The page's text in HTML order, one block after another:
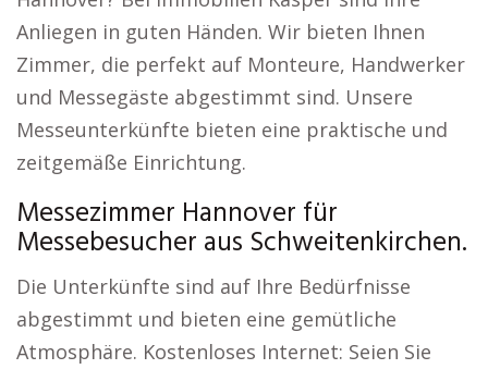
Anliegen in guten Händen. Wir bieten Ihnen
Zimmer, die perfekt auf Monteure, Handwerker
und Messegäste abgestimmt sind. Unsere
Messeunterkünfte bieten eine praktische und
zeitgemäße Einrichtung.
Messezimmer Hannover für
Messebesucher aus Schweitenkirchen.
Die Unterkünfte sind auf Ihre Bedürfnisse
abgestimmt und bieten eine gemütliche
Atmosphäre. Kostenloses Internet: Seien Sie